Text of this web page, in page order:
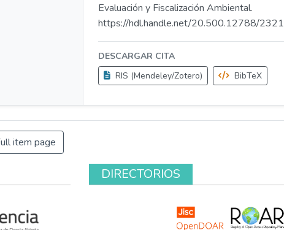
Evaluación y Fiscalización Ambiental.
https://hdl.handle.net/20.500.12788/2321
DESCARGAR CITA
RIS (Mendeley/Zotero)
BibTeX
item page
DIRECTORIOS